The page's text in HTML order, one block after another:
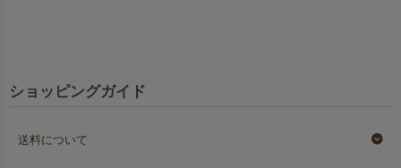
ショッピングガイド
送料について